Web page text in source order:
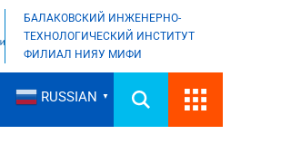
БАЛАКОВСКИЙ ИНЖЕНЕРНО-
ТЕХНОЛОГИЧЕСКИЙ ИНСТИТУТ
ФИЛИАЛ НИЯУ МИФИ
RUSSIAN ▼